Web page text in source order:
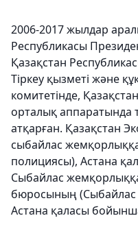
2006-2017 жылдар
Республикасы
Қазақстан
Тіркеу қызметі және
комитетінде,
орталық аппаратында
атқарған. Қазақстан
сыбайлас
полициясы), Астана
Сыбайлас
бюросының
Астана қаласы